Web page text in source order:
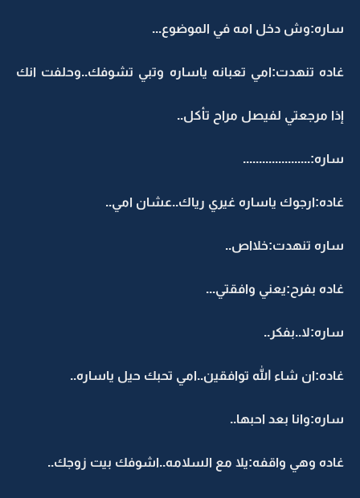
ساره:وش دخل امه في الموضوع...
غاده تنهدت:امي تعبانه ياساره وتبي تشوفك..وحلفت انك
إذا مرجعتي لفيصل مراح تأكل..
ساره:.....................
غاده:ارجوك ياساره غيري رياك..عشان امي..
ساره تنهدت:خلااص..
غاده بفرح:يعني وافقتي...
ساره:لا..بفكر..
غاده:ان شاء الله توافقين..امي تحبك حيل ياساره..
ساره:وانا بعد احبها..
غاده وهي واقفه:يلا مع السلامه..اشوفك بيت زوجك..